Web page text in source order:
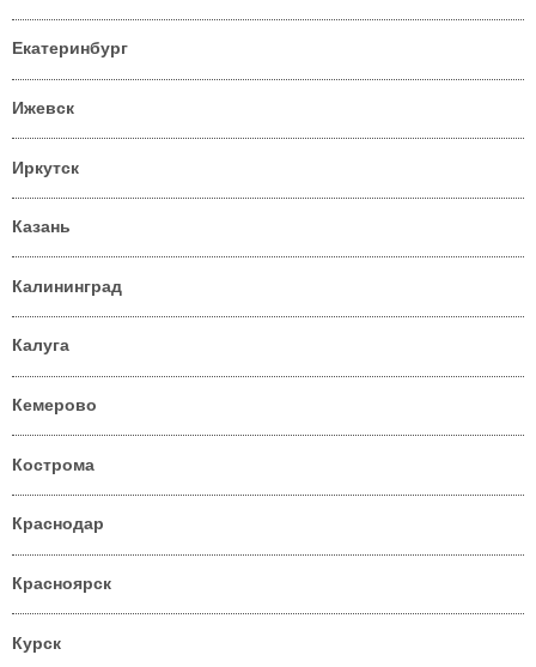
Екатеринбург
Ижевск
Иркутск
Казань
Калининград
Калуга
Кемерово
Кострома
Краснодар
Красноярск
Курск